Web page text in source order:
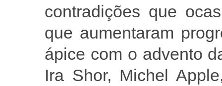
contradições que
que aumentaram
ápice com o advento
Ira Shor, Michel